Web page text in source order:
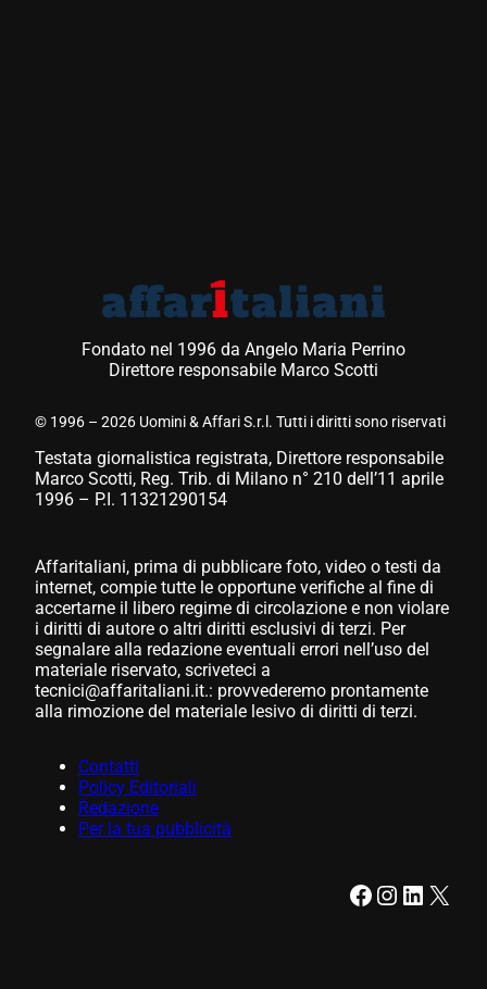
Fondato nel 1996 da Angelo Maria Perrino
Direttore responsabile Marco Scotti
© 1996 – 2026 Uomini & Affari S.r.l. Tutti i diritti sono riservati
Testata giornalistica registrata, Direttore responsabile
Marco Scotti, Reg. Trib. di Milano n° 210 dell’11 aprile
1996 – P.I. 11321290154
Affaritaliani, prima di pubblicare foto, video o testi da
internet, compie tutte le opportune verifiche al fine di
accertarne il libero regime di circolazione e non violare
i diritti di autore o altri diritti esclusivi di terzi. Per
segnalare alla redazione eventuali errori nell’uso del
materiale riservato, scriveteci a
tecnici@affaritaliani.it.: provvederemo prontamente
alla rimozione del materiale lesivo di diritti di terzi.
Contatti
Policy Editoriali
Redazione
Per la tua pubblicità
Facebook Instagram LinkedIn X